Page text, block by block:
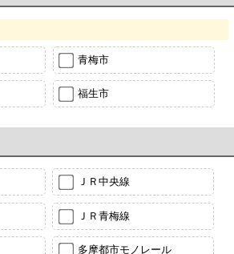
青梅市
福生市
ＪＲ中央線
ＪＲ青梅線
多摩都市モノレール